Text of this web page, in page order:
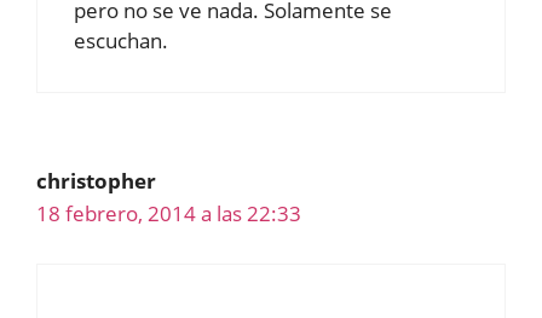
pero no se ve nada. Solamente se
escuchan.
christopher
18 febrero, 2014 a las 22:33